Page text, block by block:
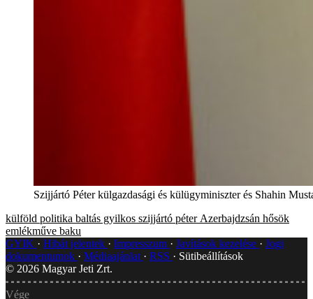
Szijjártó Péter külgazdasági és külügyminiszter és Shahin
külföld politika baltás gyilkos szijjártó péter Azerbajdzsán hősök
emlékműve baku
GYIK
Hibát jelentek Impresszum Javítások kezelése
Jogi
dokumentumok
Médiaajánlat RSS
Sütibeállítások
© 2026 Magyar Jeti Zrt.
Vége